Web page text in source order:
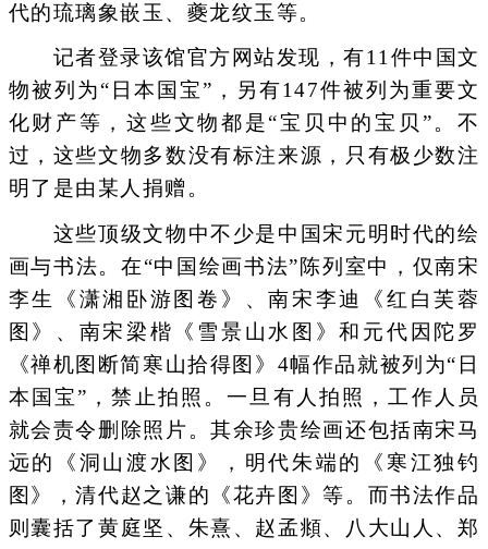
代的琉璃象嵌玉、夔龙纹玉等。
记者登录该馆官方网站发现，有11件中国文
物被列为“日本国宝”，另有147件被列为重要文
化财产等，这些文物都是“宝贝中的宝贝”。不
过，这些文物多数没有标注来源，只有极少数注
明了是由某人捐赠。
这些顶级文物中不少是中国宋元明时代的绘
画与书法。在“中国绘画书法”陈列室中，仅南宋
李生《潇湘卧游图卷》、南宋李迪《红白芙蓉
图》、南宋梁楷《雪景山水图》和元代因陀罗
《禅机图断简寒山拾得图》4幅作品就被列为“日
本国宝”，禁止拍照。一旦有人拍照，工作人员
就会责令删除照片。其余珍贵绘画还包括南宋马
远的《洞山渡水图》，明代朱端的《寒江独钓
图》，清代赵之谦的《花卉图》等。而书法作品
则囊括了黄庭坚、朱熹、赵孟頫、八大山人、郑